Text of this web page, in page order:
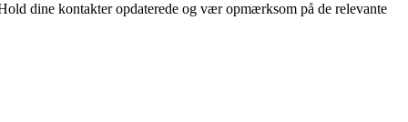
dine kontakter opdaterede og vær opmærksom på de relevante